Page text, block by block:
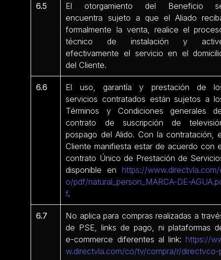
6.5
El otorgamiento del Beneficio
encuentra sujeto a que el Aliado
formalmente la venta, realice el
técnico de instalación y
efectivamente el servicio en el
del Cliente.
6.6
El uso, garantía y prestación de
servicios contratados están sujetos a
Términos y Condiciones generales
contrato de suscripción de
pospago del Alido. Con la contratación,
Cliente manifiesta estar de acuerdo con
contrato Único de Prestación de
disponible en https://
o/pdf/natural_person_MARCA-DE-
f.
6.7
No aplica para compras realizadas a
de PSE, links de pago, ni plataformas
e-commerce diferentes al link:https://
w.directvla.com/co/tv/compra/r/directvco-